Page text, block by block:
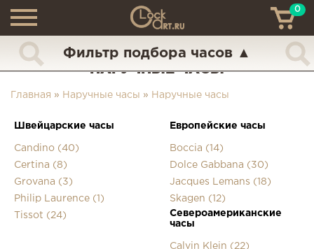
+7 (925) 517-68-49
ТН
0
Фильтр подбора часов ▲
НАРУЧНЫЕ ЧАСЫ
Главная » Наручные часы » Наручные часы
Швейцарские часы
Candino (40)
Certina (8)
Grovana (3)
Philip Laurence (1)
Tissot (24)
Европейские часы
Boccia (14)
Dolce Gabbana (30)
Jacques Lemans (18)
Skagen (12)
Североамериканские
часы
Calvin Klein (22)